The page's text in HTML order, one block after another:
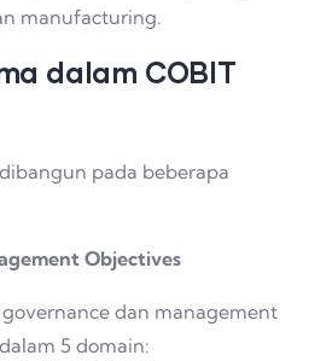
manufacturing.
dalam COBIT
pada beberapa
Objectives
dan management
5 domain: